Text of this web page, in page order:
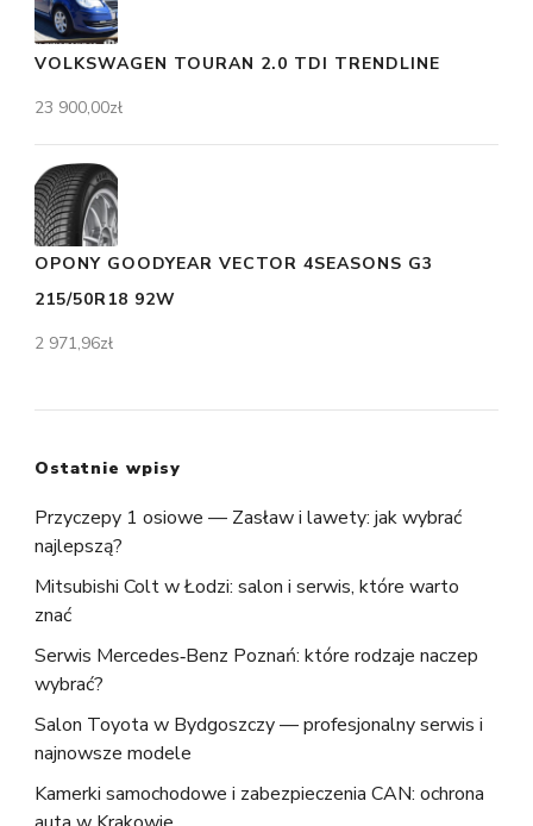
VOLKSWAGEN TOURAN 2.0 TDI TRENDLINE
23 900,00zł
OPONY GOODYEAR VECTOR 4SEASONS G3
215/50R18 92W
2 971,96zł
Ostatnie wpisy
Przyczepy 1 osiowe — Zasław i lawety: jak wybrać
najlepszą?
Mitsubishi Colt w Łodzi: salon i serwis, które warto
znać
Serwis Mercedes‑Benz Poznań: które rodzaje naczep
wybrać?
Salon Toyota w Bydgoszczy — profesjonalny serwis i
najnowsze modele
Kamerki samochodowe i zabezpieczenia CAN: ochrona